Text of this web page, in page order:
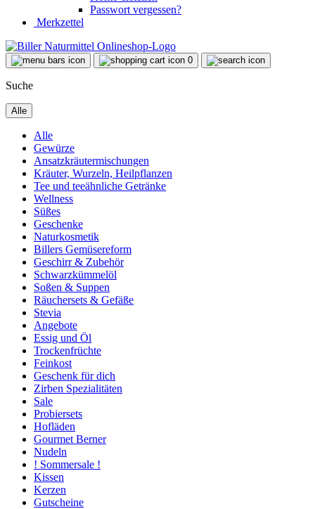
Passwort vergessen?
Merkzettel
0
Suche
Alle
Alle
Gewürze
Ansatzkräutermischungen
Kräuter, Wurzeln, Heilpflanzen
Tee und teeähnliche Getränke
Wellness
Süßes
Geschenke
Naturkosmetik
Billers Gemüsereform
Geschirr & Zubehör
Schwarzkümmelöl
Soßen & Suppen
Räuchersets & Gefäße
Stevia
Angebote
Essig und Öl
Trockenfrüchte
Feinkost
Geschenk für dich
Zirben Spezialitäten
Sale
Probiersets
Hofläden
Gourmet Berner
Nudeln
! Sommersale !
Kissen
Kerzen
Gutscheine